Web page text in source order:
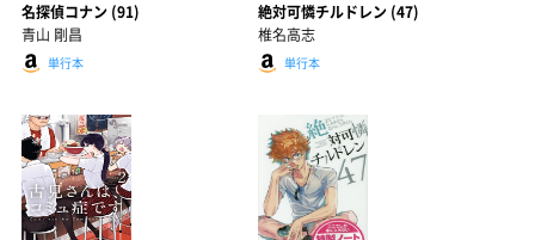
名探偵コナン (91)
青山 剛昌
単行本
絶対可憐チルドレン (47)
椎名高志
単行本